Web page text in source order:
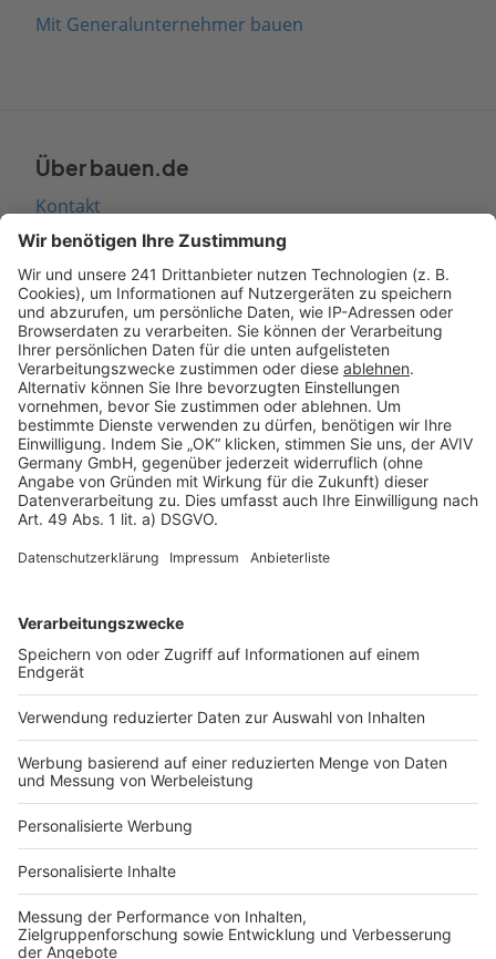
Mit Generalunternehmer bauen
Über bauen.de
Kontakt
Seitenaufbau
Barrierefreiheit
Cookie Einstellungen
Rechtliches
AGB-Übersicht
Datenschutz
Impressum
Services
Bauprojekt-Quiz
Häuser-Suche
Hausanbieter-Suche
Bauprojekt-Profil
Für Unternehmen
Ihre Baufirma auf bauen.de
Kostenloses Infogespräch